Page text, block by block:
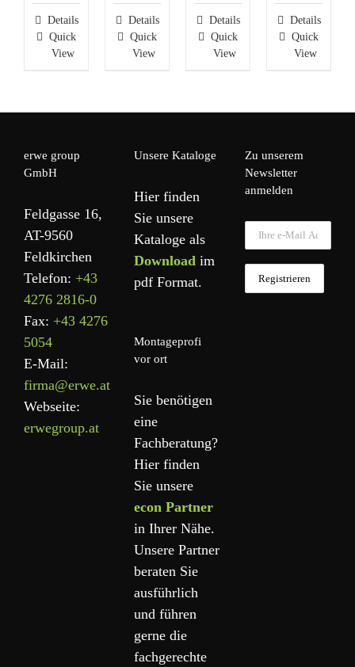
Details
Quick
View
Details
Quick
View
Details
Quick
View
Details
Quick
View
erwe group
GmbH
Feldgasse 16,
AT-9560
Feldkirchen
Telefon: +43
4276 2816-0
Fax: +43 4276
5054
E-Mail:
firma@erwe.at
Webseite:
erwegroup.at
Unsere Kataloge
Hier finden
Sie unsere
Kataloge als
Download im
pdf Format.
Montageprofi
vor ort
Sie benötigen
eine
Fachberatung?
Hier finden
Sie unsere
econ Partner
in Ihrer Nähe.
Unsere Partner
beraten Sie
ausführlich
und führen
gerne die
fachgerechte
Zu unserem
Newsletter
anmelden